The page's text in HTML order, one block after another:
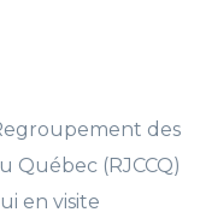
des
Québec (RJCCQ)
en visite